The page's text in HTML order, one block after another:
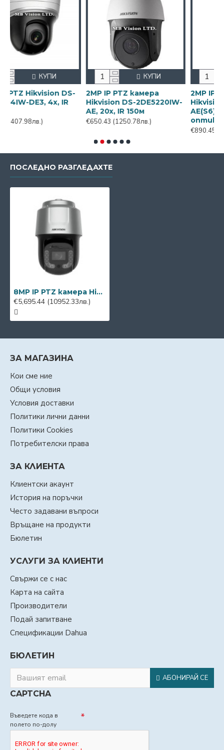
DS-
4х, IR
2MP IP PTZ камера
Hikvision DS-2DE5220IW-
AE, 20x, IR 150м
(1250.78лв.)
КУПИ
2MP IP PTZ камера
Hikvision DS-
AE(S6), IR 150m, 32x
оптика
(1712.33лв.)
КУПИ
ПОСЛЕДНО РАЗГЛЕДАХТЕ
8MP IP PTZ камера Hikvision DS-2DF8C842IXG1-ELW, 42x, IR 500m
€5,695.44 (10952.33лв.)
ЗА МАГАЗИНА
Кои сме ние
Общи условия
Условия доставки
Политики лични данни
Политики Cookies
Потребителски права
ЗА КЛИЕНТА
Клиентски акаунт
История на поръчки
Често задавани въпроси
Връщане на продукти
Бюлетин
УСЛУГИ ЗА КЛИЕНТИ
Свържи се с нас
Карта на сайта
Производители
Подай запитване
Спецификации Dahua
БЮЛЕТИН
АБОНИРАЙ СЕ
CAPTCHA
Въведете кода в
полето по-долу